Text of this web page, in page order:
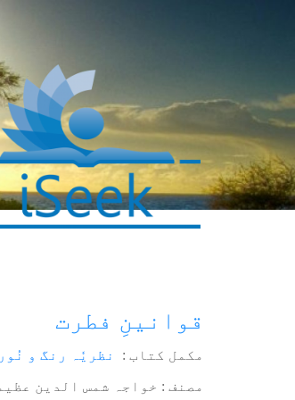
قوانینِ فطرت
مکمل کتاب : نظریٗہ رنگ و نُور
مصنف : خواجہ شمس الدین